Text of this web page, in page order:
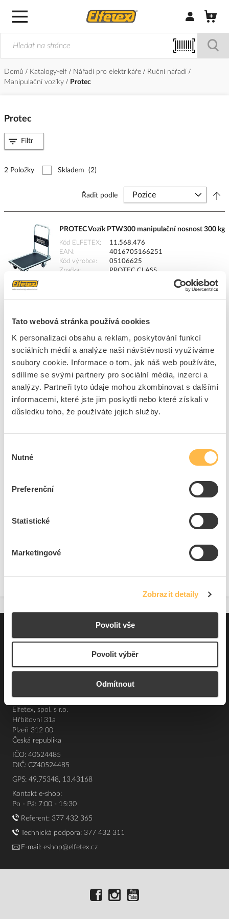
Tato webová stránka používá cookies
K personalizaci obsahu a reklam, poskytování funkcí
sociálních médií a analýze naší návštěvnosti využíváme
soubory cookie. Informace o tom, jak náš web používáte,
sdílíme se svými partnery pro sociální média, inzerci a
analýzy. Partneři tyto údaje mohou zkombinovat s dalšími
informacemi, které jste jim poskytli nebo které získali v
důsledku toho, že používáte jejich služby.
souhlasu
Nutné
Preferenční
Statistické
Marketingové
Zobrazit detaily
Povolit vše
Povolit výběr
Odmítnout
Přihlásit/
Domů Katalogy-elf Nářadí pro elektrikáře
Ruční nářadí
Manipulační vozíky
Protec
Protec
2 Položky Skladem (2)
Řadit podle
PROTEC Vozík PTW300 manipulační nosnost 300 kg
Kód ELFETEX
11.568.476
EAN
4016705166251
Kód výrobce
05106625
Značka
PROTEC.CLASS
Cena s DPH 2 048,99 Kč/ks
Přidat k porovnání
PROTEC Vozík PTW150 manipulační nosnost 150kg
Kód ELFETEX
11.561.139
EAN
4016705166244
Značka
PROTEC.CLASS
1 319,37 Kč/ks
Přidat k porovnání
Filtr
O nás
Elfetex, spol. s r.o.
Hřbitovní 31a
Plzeň 312 00
Česká republika
IČO: 40524485
DIČ: CZ40524485
GPS: 49.75348, 13.43168
Kontakt e-shop:
Po - Pá: 7:00 - 15:30
Referent: 377 432 365
Technická podpora: 377 432 311
E-mail: eshop@elfetex.cz